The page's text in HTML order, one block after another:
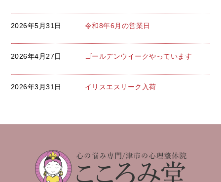
2026年5月31日 令和8年6月の営業日
2026年4月27日 ゴールデンウイークやっています
2026年3月31日 イリスエスリーク入荷